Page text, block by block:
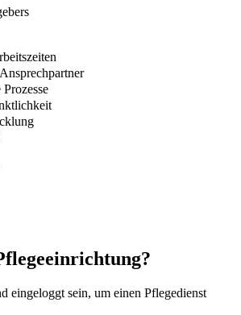
eingeloggt sein, um einen Pflegedienst